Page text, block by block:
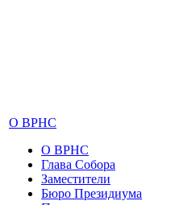
О ВРНС
О ВРНС
Глава Собора
Заместители
Бюро Президиума